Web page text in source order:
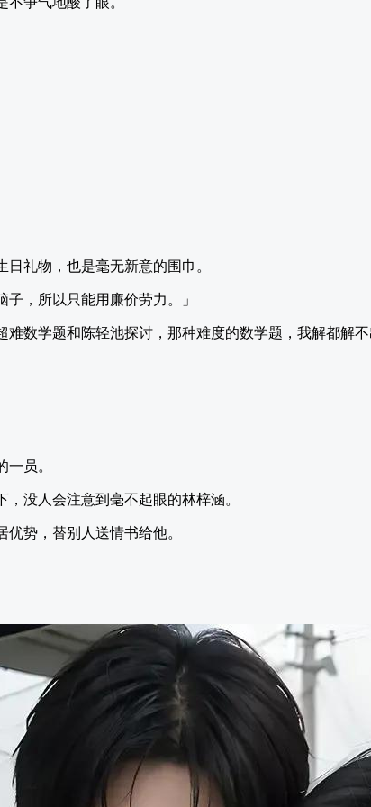
礼物，也是毫无新意的围巾。
，所以只能用廉价劳力。」
难数学题和陈轻池探讨，那种难度的数学题，我解都解
员。
没人会注意到毫不起眼的林梓涵。
势，替别人送情书给他。